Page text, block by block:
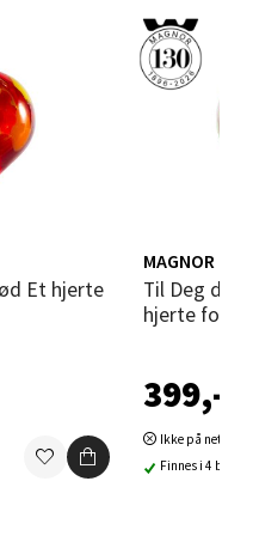
MAGNOR
Til Deg dekorhjerte 7 cm grønn Et
hjerte for
399,-
Ikke på
Finnes i 4
Sandvika
Velg
Sartor